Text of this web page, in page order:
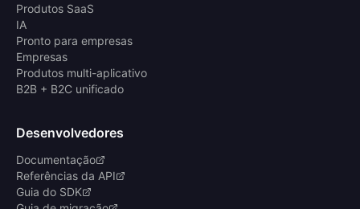
Produtos SaaS
IA
Pronto para empresas
Empresas
Produtos multi-aplicativo
B2B + B2C unificado
Desenvolvedores
Documentação
Referências da API
Guia do SDK